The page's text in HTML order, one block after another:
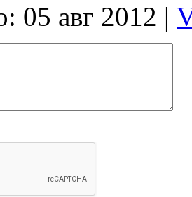
05 авг 2012 |